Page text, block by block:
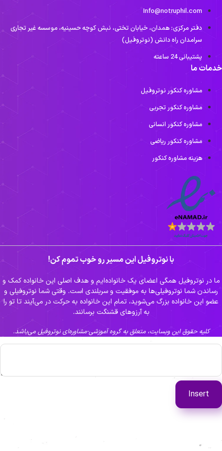
Info@notruphil.com
دفتر مرکزی: همدان، خیابان تختی، نبش کوچه حسینیه، موسسه غیر تجاری
سرامدان راه دانش (نوتروفیل)
پشتیبانی 24 ساعته
ما
مشاوره کنکور نوتروفیل
مشاوره کنکور تجربی
مشاوره کنکور انسانی
مشاوره کنکور ریاضی
هزینه مشاوره کنکور
با نوتروفیل این مسیر رو خوب تموم کن!
ما در نوتروفیل همگی اعضای یک خانواده‌ایم و هدف اصلی این خانواده کمک و
رساندن شما نوتروفیلی‌ها به موفقیت و سربلندی است. وقتی شما نوتروفیلی و
عضو این خانواده بزرگ می‌شوید، تمام این خانواده به حرکت در می‌آیند تا تو را
به آرزوهای قشنگت برسانند.
کلیه حقوق این وبسایت، متعلق به گروه آموزشی-مشاوره‌ای نوتروفیل می‌باشد.
Insert